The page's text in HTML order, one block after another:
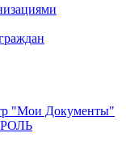
"Мои Документы"